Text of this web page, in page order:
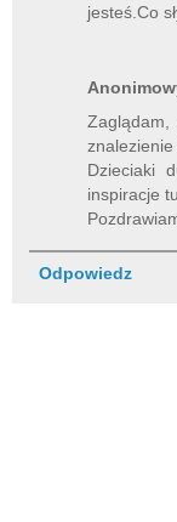
jesteś.Co
Dzieciaki
inspiracje
Odpowiedz